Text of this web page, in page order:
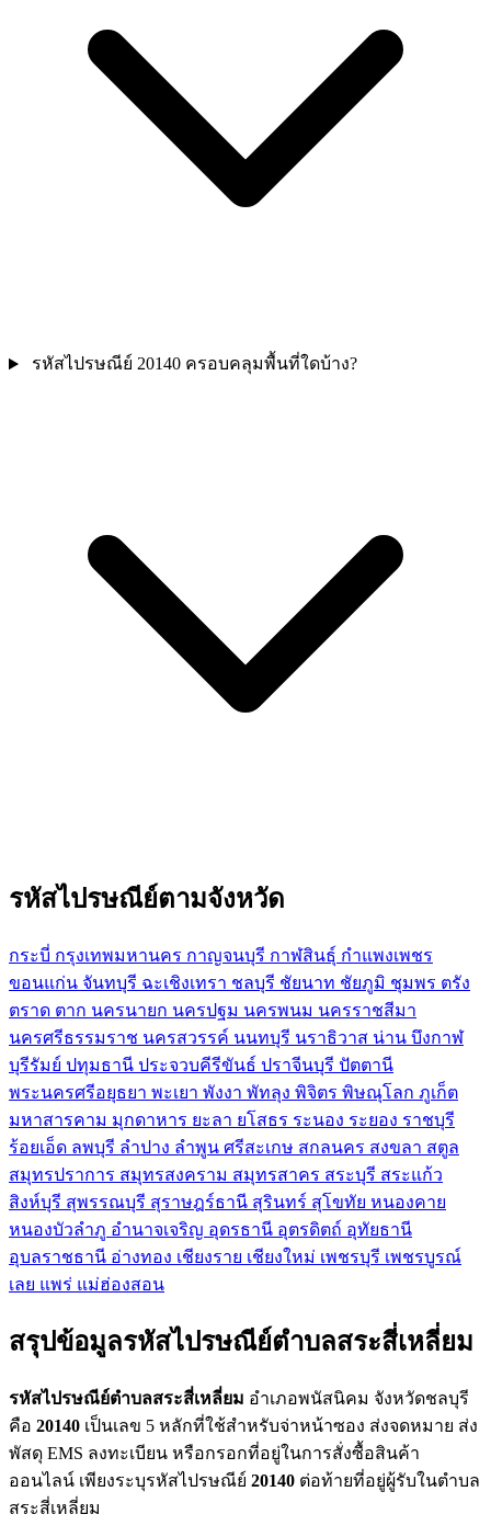
รหัสไปรษณีย์ 20140 ครอบคลุมพื้นที่ใดบ้าง?
รหัสไปรษณีย์ตามจังหวัด
กระบี่ กรุงเทพมหานคร กาญจนบุรี กาฬสินธุ์ กำแพงเพชร
ขอนแก่น จันทบุรี ฉะเชิงเทรา ชลบุรี ชัยนาท ชัยภูมิ ชุมพร ตรัง
ตราด ตาก นครนายก นครปฐม นครพนม นครราชสีมา
นครศรีธรรมราช นครสวรรค์ นนทบุรี นราธิวาส น่าน บึงกาฬ
บุรีรัมย์ ปทุมธานี ประจวบคีรีขันธ์ ปราจีนบุรี ปัตตานี
พระนครศรีอยุธยา พะเยา พังงา พัทลุง พิจิตร พิษณุโลก ภูเก็ต
มหาสารคาม มุกดาหาร ยะลา ยโสธร ระนอง ระยอง ราชบุรี
ร้อยเอ็ด ลพบุรี ลำปาง ลำพูน ศรีสะเกษ สกลนคร สงขลา สตูล
สมุทรปราการ สมุทรสงคราม สมุทรสาคร สระบุรี สระแก้ว
สิงห์บุรี สุพรรณบุรี สุราษฎร์ธานี สุรินทร์ สุโขทัย หนองคาย
หนองบัวลำภู อำนาจเจริญ อุดรธานี อุตรดิตถ์ อุทัยธานี
อุบลราชธานี อ่างทอง เชียงราย เชียงใหม่ เพชรบุรี เพชรบูรณ์
เลย แพร่ แม่ฮ่องสอน
สรุปข้อมูลรหัสไปรษณีย์ตำบลสระสี่เหลี่ยม
รหัสไปรษณีย์ตำบลสระสี่เหลี่ยม อำเภอพนัสนิคม จังหวัดชลบุรี
คือ 20140 เป็นเลข 5 หลักที่ใช้สำหรับจ่าหน้าซอง ส่งจดหมาย ส่ง
พัสดุ EMS ลงทะเบียน หรือกรอกที่อยู่ในการสั่งซื้อสินค้า
ออนไลน์ เพียงระบุรหัสไปรษณีย์ 20140 ต่อท้ายที่อยู่ผู้รับในตำบล
สระสี่เหลี่ยม